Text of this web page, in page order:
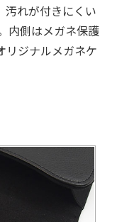
汚れが付きにくい
内側はメガネ保護
リジナルメガネケ